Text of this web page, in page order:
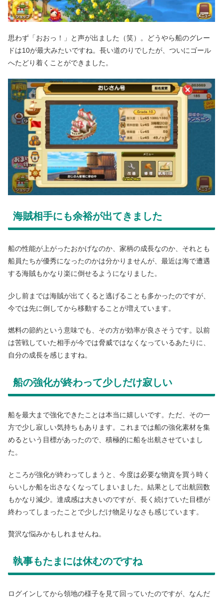
思わず「おおっ！」と声が出ました（笑）。どうやら船のグレー
ドは10が最大みたいですね。長い道のりでしたが、ついにゴール
へたどり着くことができました。
海賊相手にも余裕が出てきました
船の性能が上がったおかげなのか、家柄の成長なのか、それとも
船員たちが優秀になったのかは分かりませんが、最近は海で遭遇
する海賊もかなり楽に倒せるようになりました。
少し前までは海賊が出てくると逃げることも多かったのですが、
今では先に倒してから移動することが増えています。
燃料の節約という意味でも、その方が効率が良さそうです。以前
は苦戦していた相手が今では脅威ではなくなっているあたりに、
自分の成長を感じますね。
船の強化が終わって少しだけ寂しい
船を最大まで強化できたことは本当に嬉しいです。ただ、その一
方で少し寂しい気持ちもあります。これまでは船の強化素材を集
めるという目標があったので、積極的に船を出航させていまし
た。
ところが強化が終わってしまうと、今度は必要な物資を買う時く
らいしか船を出さなくなってしまいました。結果として出航回数
もかなり減少。達成感は大きいのですが、長く続けていた目標が
終わってしまったことで少しだけ物足りなさも感じています。
贅沢な悩みかもしれませんね。
執事もたまには休むのですね
ログインしてから領地の様子を見て回っていたのですが、なんだ